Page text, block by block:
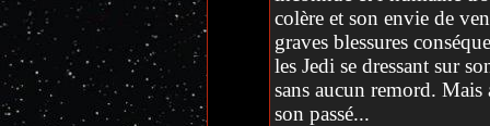
colère et son envie de
graves blessures
les Jedi se dressant sur
sans aucun remord.
son passé...